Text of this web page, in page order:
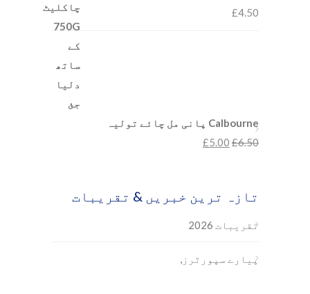
£4.50
Calbourne پانی مل چائے تولیہ
£6.50
£5.00
تازہ ترین خبریں & تقریبات
تقریبات 2026
پیارے سپورٹرز,